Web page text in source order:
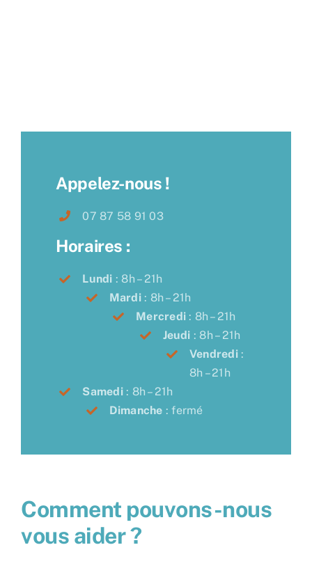
Appelez-nous !
07 87 58 91 03
Horaires :
Lundi : 8h – 21h
Mardi: 8h – 21h
Mercredi : 8h – 21h
Jeudi : 8h – 21h
Vendredi:
8h – 21h
Samedi: 8h – 21h
Dimanche : fermé
Comment pouvons-nous
vous aider ?